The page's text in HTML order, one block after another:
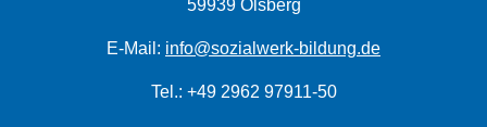
59939 Olsberg
E-Mail: info@sozialwerk-bildung.de
Tel.: +49 2962 97911-50